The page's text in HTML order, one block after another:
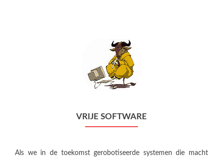
VRIJE SOFTWARE
Als we in de toekomst gerobotiseerde systemen die macht